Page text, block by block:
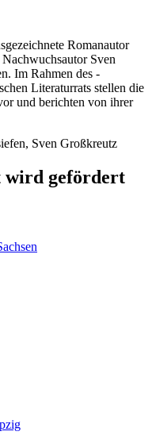
Romanautor
Sven
Im Rahmen des
Literaturrats stellen die
und berichten von ihrer
Sven Großkreutz
wird gefördert